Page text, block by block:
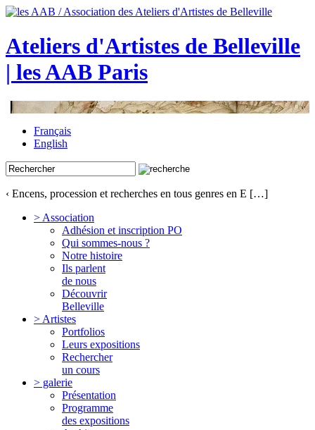
Ateliers d'Artistes de Belleville
| les AAB Paris
Français
English
‹ Encens, procession et recherches en tous genres en E […]
> Association
Adhésion et inscription PO
Qui sommes-nous ?
Notre histoire
Ils parlent
de nous
Découvrir
Belleville
> Artistes
Portfolios
Leurs expositions
Rechercher
un cours
> galerie
Présentation
Programme
des expositions